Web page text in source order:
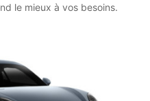
le mieux à vos besoins.